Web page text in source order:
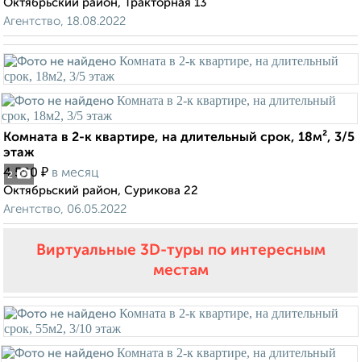
Октябрьский район, Тракторная 13
Агентство, 18.08.2022
2
Комната в 2-к квартире, на длительный срок, 18м², 3/5
этаж
4 500 ₽ в месяц
Октябрьский район, Сурикова 22
Агентство, 06.05.2022
Виртуальные 3D-туры по интересным
местам